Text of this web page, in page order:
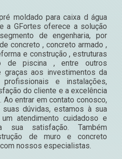
moldado para caixa d água
a GFortes oferece a solução
de engenharia, por
concreto , concreto armado ,
e construção , estruturas
de piscina , entre outros
graças aos investimentos da
e instalações,
do cliente e a excelência
entrar em contato conosco,
dúvidas, estamos à sua
atendimento cuidadoso e
sua satisfação. Também
de muro e concreto
nossos especialistas.